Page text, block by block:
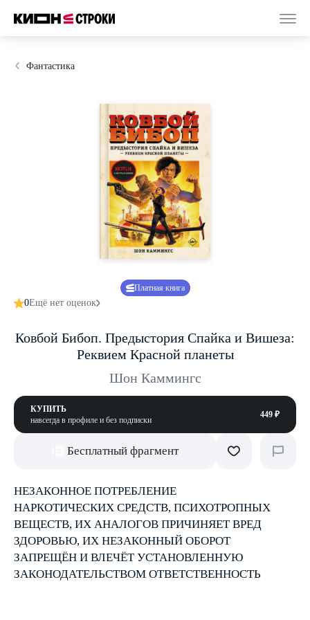
Фантастика
Платная книга
0Ещё нет оценок
Ковбой Бибоп. Предыстория Спайка и Вишеза:
Реквием Красной планеты
Шон Каммингс
КУПИТЬ
навсегда в профиле и без подписки
449 ₽
Бесплатный фрагмент
НЕЗАКОННОЕ ПОТРЕБЛЕНИЕ
НАРКОТИЧЕСКИХ СРЕДСТВ, ПСИХОТРОПНЫХ
ВЕЩЕСТВ, ИХ АНАЛОГОВ ПРИЧИНЯЕТ ВРЕД
ЗДОРОВЬЮ, ИХ НЕЗАКОННЫЙ ОБОРОТ
ЗАПРЕЩЁН И ВЛЕЧЁТ УСТАНОВЛЕННУЮ
ЗАКОНОДАТЕЛЬСТВОМ ОТВЕТСТВЕННОСТЬ